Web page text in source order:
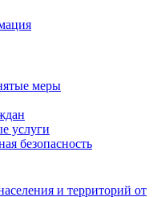
меры
услуги
безопасность
и территорий от